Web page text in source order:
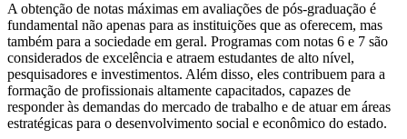
A obtenção de notas máximas em avaliações de pós-graduação é
fundamental não apenas para as instituições que as oferecem, mas
também para a sociedade em geral. Programas com notas 6 e 7 são
considerados de excelência e atraem estudantes de alto nível,
pesquisadores e investimentos. Além disso, eles contribuem para a
formação de profissionais altamente capacitados, capazes de
responder às demandas do mercado de trabalho e de atuar em áreas
estratégicas para o desenvolvimento social e econômico do estado.